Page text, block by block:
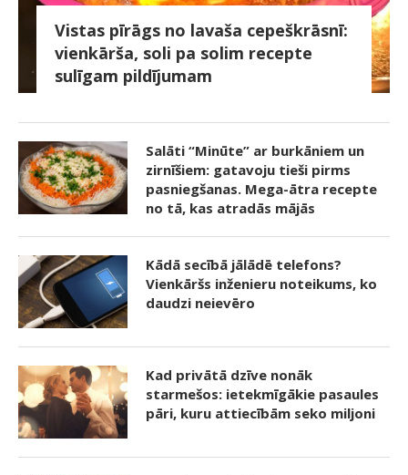
Vistas pīrāgs no lavaša cepeškrāsnī:
vienkārša, soli pa solim recepte
sulīgam pildījumam
Salāti “Minūte” ar burkāniem un
zirnīšiem: gatavoju tieši pirms
pasniegšanas. Mega-ātra recepte
no tā, kas atradās mājās
Kādā secībā jālādē telefons?
Vienkāršs inženieru noteikums, ko
daudzi neievēro
Kad privātā dzīve nonāk
starmešos: ietekmīgākie pasaules
pāri, kuru attiecībām seko miljoni